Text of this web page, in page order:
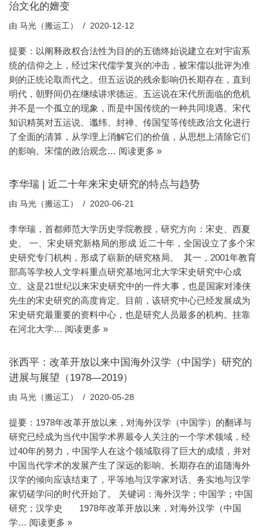
治文化的嬗变
由 马光（搬运工） 2020-12-12
提要：以阐释政权合法性为目的的五德终始说建立在对宇宙系
统的信仰之上，经过宋代儒学复兴的冲击，被宋儒以批评为准
则的正统论取而代之。但五运说的残余影响仍长期存在，直到
明代，朝野间仍在继续讲求德运。五运说在宋代所面临的危机
并不是一个孤立的现象，而是中国传统的一种共同境遇。宋代
知识精英对五运说、谶纬、封禅、传国玺等传统政治文化进行
了全面的清算，从学理上消解它们的价值，从思想上清除它们
的影响。宋儒的政治观念… 阅读更多 »
李华瑞 | 近二十年来宋史研究的特点与趋势
由 马光（搬运工） 2020-06-21
李华瑞，首都师范大学历史学院教授，研究方向：宋史、西夏
史。 一、宋史研究新格局的形成 近二十年，全国设立了多个宋
史研究专门机构，形成了崭新的研究格局。 其一，2001年教育
部高等学校人文学科重点研究基地河北大学宋史研究中心成
立。这是21世纪以来宋史研究中的一件大事，也是国家对漆侠
先生的宋史研究的高度肯定。目前，该研究中心已经发展成为
宋史研究最重要的资料中心，也是研究人员最多的机构。挂靠
在河北大学… 阅读更多 »
张西平：改革开放以来中国海外汉学（中国学）研究的
进展与展望（1978—2019）
由 马光（搬运工） 2020-05-28
提要：1978年改革开放以来，对海外汉学（中国学）的翻译与
研究已经成为当代中国学术界最令人关注的一个学术领域，经
过40年的努力，中国学人在这个领域取得了巨大的成绩，并对
中国当代学术的发展产生了深远的影响。长期存在的追随海外
汉学的倾向应该结束了，平等地与汉学家对话、务实地与汉学
家切磋学问的时代开始了。 关键词：海外汉学；中国学；中国
研究；汉学史 1978年改革开放以来，对海外汉学（中国
学… 阅读更多 »